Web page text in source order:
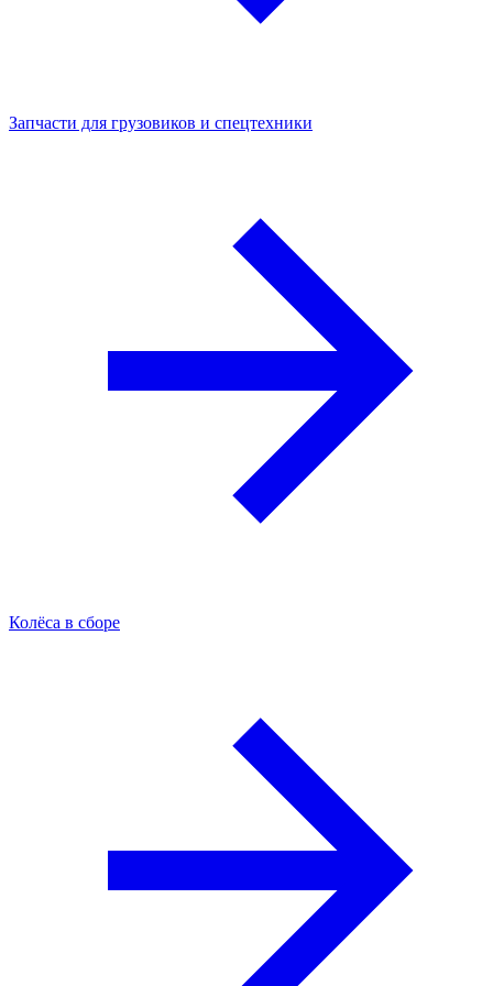
Запчасти для грузовиков и спецтехники
Колёса в сборе